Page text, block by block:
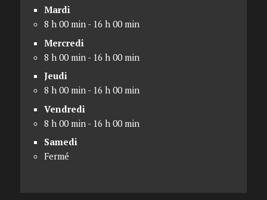
Mardi
8 h 00 min - 16 h 00 min
Mercredi
8 h 00 min - 16 h 00 min
Jeudi
8 h 00 min - 16 h 00 min
Vendredi
8 h 00 min - 16 h 00 min
Samedi
Fermé